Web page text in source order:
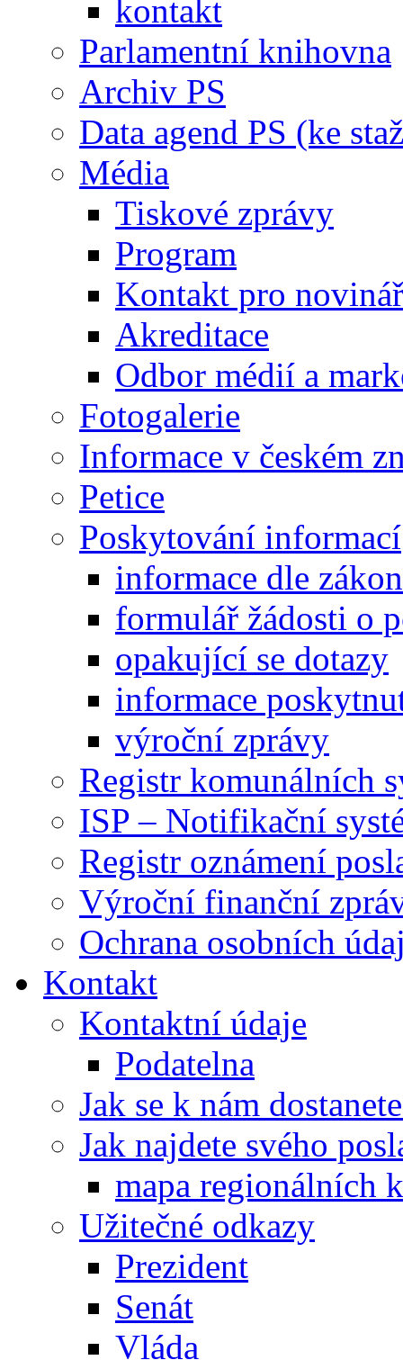
kontakt
Parlamentní knihovna
Archiv PS
Data agend PS (ke
Média
Tiskové zprávy
Program
Kontakt pro
Akreditace
Odbor médií a
Fotogalerie
Informace v českém
Petice
Poskytování informací
informace dle
formulář žádosti o
opakující se dotazy
informace
výroční zprávy
Registr komunálních
ISP – Notifikační
Registr oznámení
Výroční finanční
Ochrana osobních
Kontakt
Kontaktní údaje
Podatelna
Jak se k nám
Jak najdete svého
mapa regionálních
Užitečné odkazy
Prezident
Senát
Vláda